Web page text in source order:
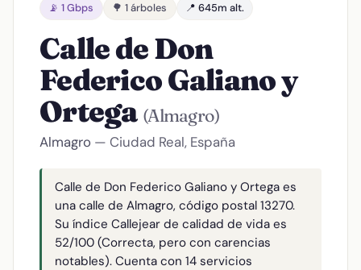
📡 1 Gbps
🌳 1 árboles 📍 645m alt.
Calle de Don
Federico Galiano y
Ortega (Almagro)
Almagro — Ciudad Real, España
Calle de Don Federico Galiano y Ortega es
una calle de Almagro, código postal 13270.
Su índice Callejear de calidad de vida es
52/100 (Correcta, pero con carencias
notables). Cuenta con 14 servicios